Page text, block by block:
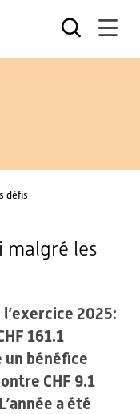
défis
malgré les
2025:
161.1
un bénéfice
CHF 9.1
a été